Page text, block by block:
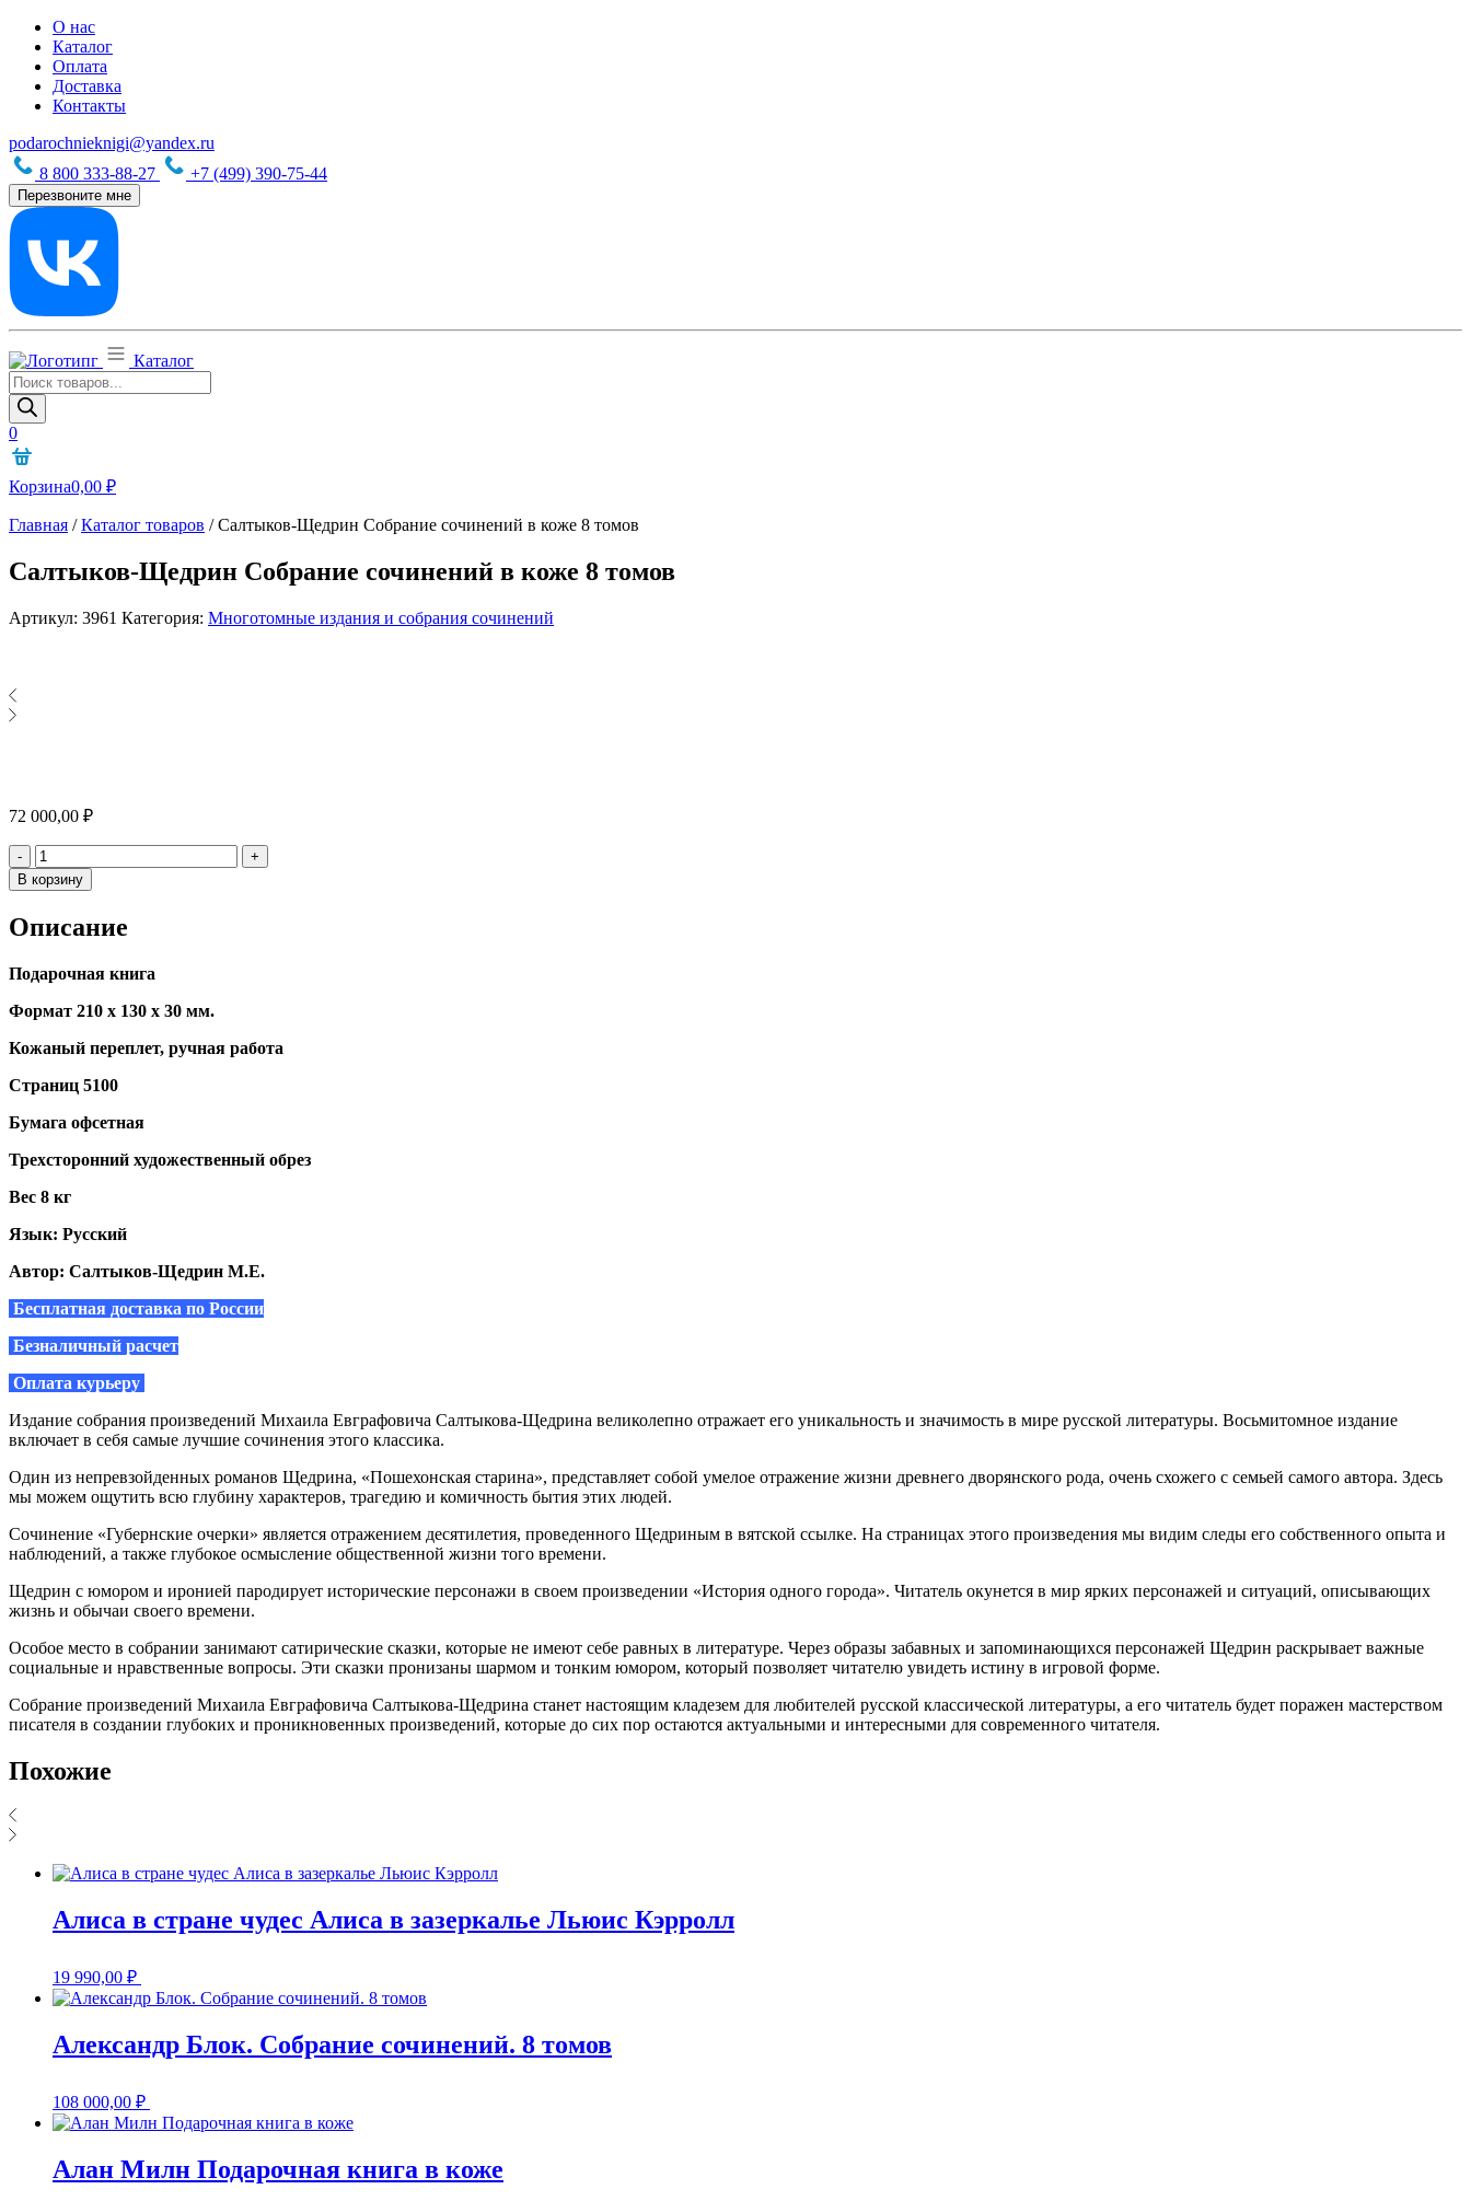
О нас
Каталог
Оплата
Доставка
Контакты
podarochnieknigi@yandex.ru
8 800 333-88-27
+7 (499) 390-75-44
Перезвоните мне
Каталог
Поиск
товаров
0
Корзина0,00 ₽
Главная /Каталог товаров /Салтыков-Щедрин Собрание сочинений в коже 8 томов
Салтыков-Щедрин Собрание сочинений в коже 8 томов
Артикул: 3961 Категория: Многотомные издания и собрания сочинений
72 000,00 ₽
- Количество
+
В корзину
Описание
Подарочная книга
Формат 210 х 130 х 30 мм.
Кожаный переплет, ручная работа
Страниц 5100
Бумага офсетная
Трехсторонний художественный обрез
Вес 8 кг
Язык: Русский
Автор: Салтыков-Щедрин М.Е.
Бесплатная доставка по России
Безналичный расчет
Оплата курьеру
Издание собрания произведений Михаила Евграфовича Салтыкова-Щедрина великолепно отражает его уникальность и значимость в мире русской литературы. Восьмитомное издание
включает в себя самые лучшие сочинения этого классика.
Один из непревзойденных романов Щедрина, «Пошехонская старина», представляет собой умелое отражение жизни древнего дворянского рода, очень схожего с семьей самого автора. Здесь
мы можем ощутить всю глубину характеров, трагедию и комичность бытия этих людей.
Сочинение «Губернские очерки» является отражением десятилетия, проведенного Щедриным в вятской ссылке. На страницах этого произведения мы видим следы его собственного опыта и
наблюдений, а также глубокое осмысление общественной жизни того времени.
Щедрин с юмором и иронией пародирует исторические персонажи в своем произведении «История одного города». Читатель окунется в мир ярких персонажей и ситуаций, описывающих
жизнь и обычаи своего времени.
Особое место в собрании занимают сатирические сказки, которые не имеют себе равных в литературе. Через образы забавных и запоминающихся персонажей Щедрин раскрывает важные
социальные и нравственные вопросы. Эти сказки пронизаны шармом и тонким юмором, который позволяет читателю увидеть истину в игровой форме.
Собрание произведений Михаила Евграфовича Салтыкова-Щедрина станет настоящим кладезем для любителей русской классической литературы, а его читатель будет поражен мастерством
писателя в создании глубоких и проникновенных произведений, которые до сих пор остаются актуальными и интересными для современного читателя.
Похожие
Алиса в стране чудес Алиса в зазеркалье Льюис Кэрролл
19 990,00 ₽
Александр Блок. Собрание сочинений. 8 томов
108 000,00 ₽
Алан Милн Подарочная книга в коже